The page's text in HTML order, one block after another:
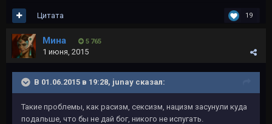
19
Цитата
Мина 5 765
1 июня, 2015
В 01.06.2015 в 19:28, junay сказал:
Такие проблемы, как расизм, сексизм, нацизм засунули куда
подальше, что бы не дай бог, никого не испугать.